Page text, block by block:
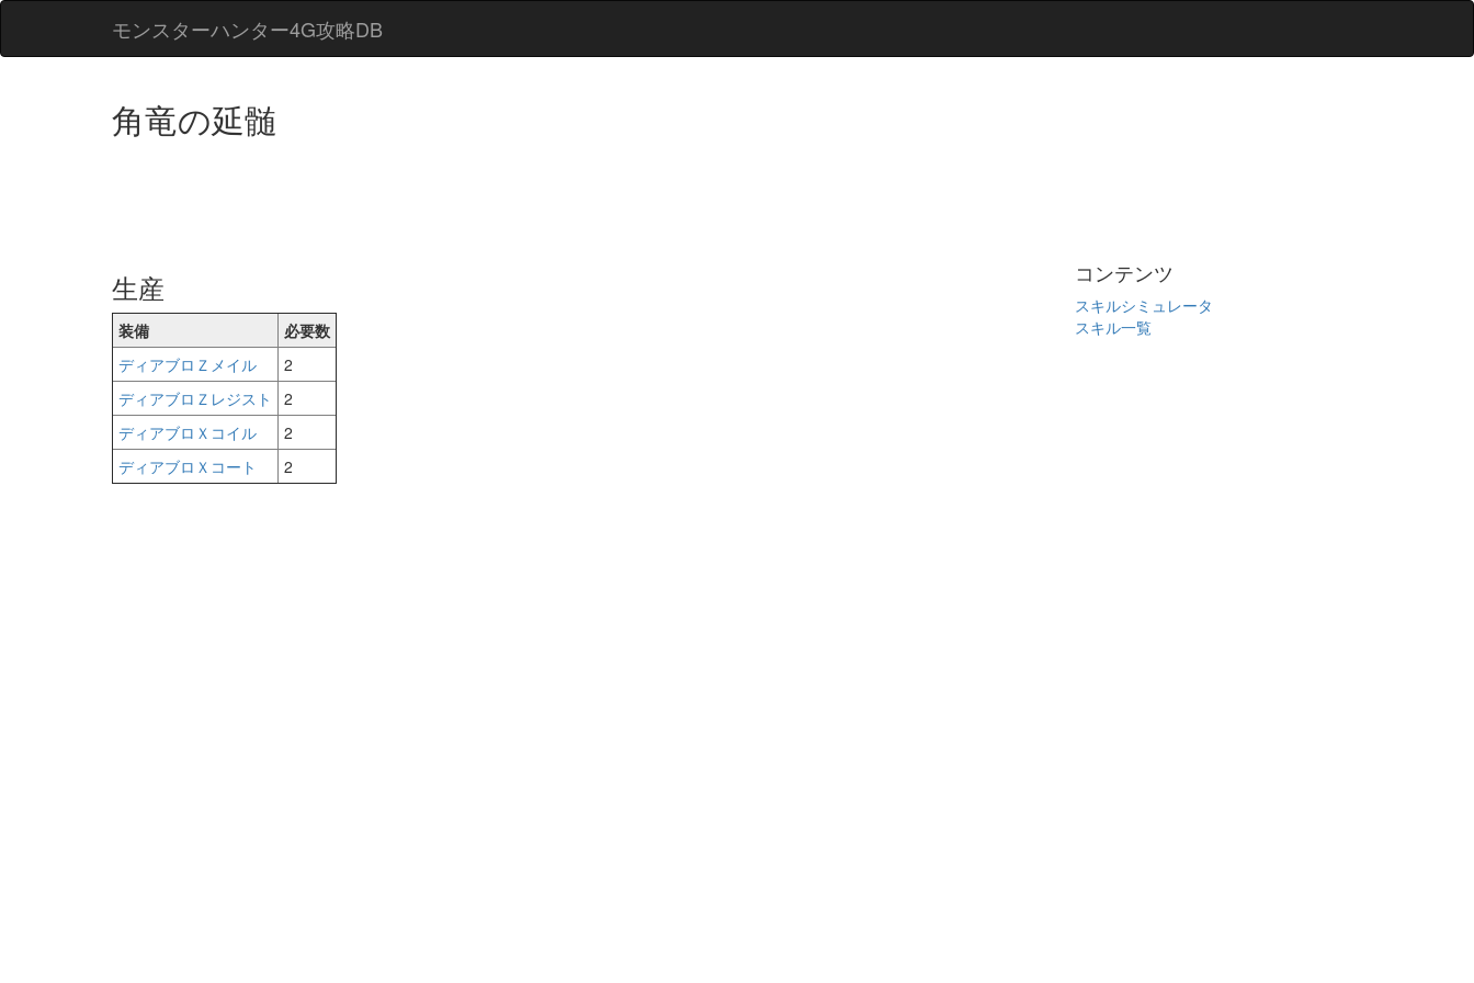
モンスターハンター4G攻略DB
角竜の延髄
生産
装備
必要数
ディアブロＺメイル
2
ディアブロＺレジスト
2
ディアブロＸコイル
2
ディアブロＸコート
2
コンテンツ
スキルシミュレータ
スキル一覧